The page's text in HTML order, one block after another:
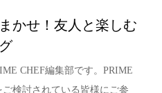
かせ！友人と楽しむ
CHEF編集部です。PRIME
ご検討されている皆様にご参